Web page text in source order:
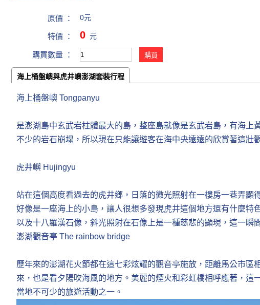
原價 ： 0元
特價 ： 0 元
購買數量 ：
海上桶盤嶼與虎井嶼澎湖套裝行程
海上桶盤嶼 Tongpanyu
是澎湖島中玄武岩柱體最大的島，整座島就像是玄武岩島，有海上
不少的岩石崩塌，所以現在只能讓遊客在海中央遠遠的欣賞著這壯
虎井嶼 Hujingyu
站在這個高度看過去的虎井鄉，日落的微光照射在一樓房一巷弄顯
好像是一座海上的小島，讓人很想多發現虎井這個地方還有什麼特
以及十八羅漢石像，斜光照射在石像上是一種慈悲的顯現，這一瞬
澎湖觀音亭 The rainbow bridge
歷年來的澎湖花火節都在這七彩炫耀的觀音亭施放，距離馬公市
來，也是看夕陽吹海風的地方。美麗的煙火和彩虹橋相呼應著，這
當地不可少的旅遊活動之一。